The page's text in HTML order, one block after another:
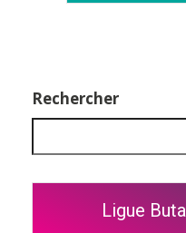
Rechercher
Ligue